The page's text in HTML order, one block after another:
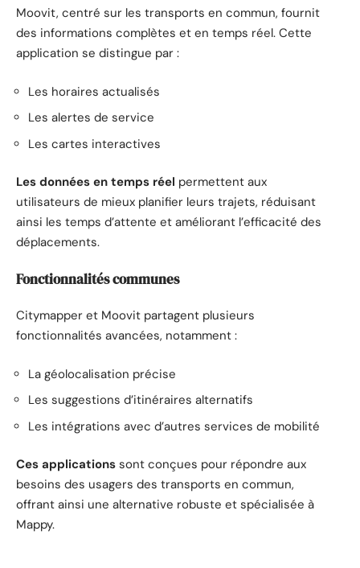
Moovit, centré sur les transports en commun, fournit
des informations complètes et en temps réel. Cette
application se distingue par :
Les horaires actualisés
Les alertes de service
Les cartes interactives
Les données en temps réel permettent aux
utilisateurs de mieux planifier leurs trajets, réduisant
ainsi les temps d’attente et améliorant l’efficacité des
déplacements.
Fonctionnalités communes
Citymapper et Moovit partagent plusieurs
fonctionnalités avancées, notamment :
La géolocalisation précise
Les suggestions d’itinéraires alternatifs
Les intégrations avec d’autres services de mobilité
Ces applications sont conçues pour répondre aux
besoins des usagers des transports en commun,
offrant ainsi une alternative robuste et spécialisée à
Mappy.